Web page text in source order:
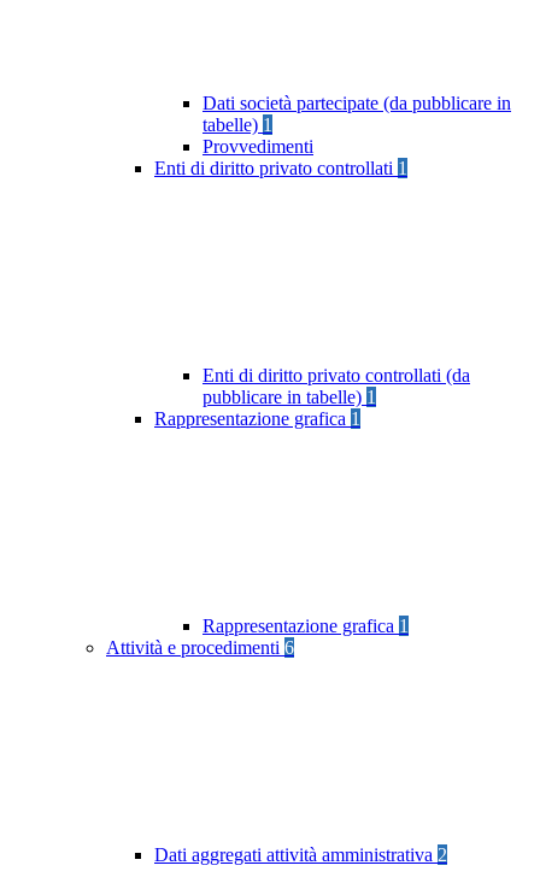
Dati società partecipate (da pubblicare in
tabelle) 1
Provvedimenti
Enti di diritto privato controllati 1
Enti di diritto privato controllati (da
pubblicare in tabelle) 1
Rappresentazione grafica 1
Rappresentazione grafica 1
Attività e procedimenti 6
Dati aggregati attività amministrativa 2